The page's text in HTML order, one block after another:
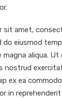
sit amet,
do eiusmod
aliqua. Ut
nostrud
ex ea
in